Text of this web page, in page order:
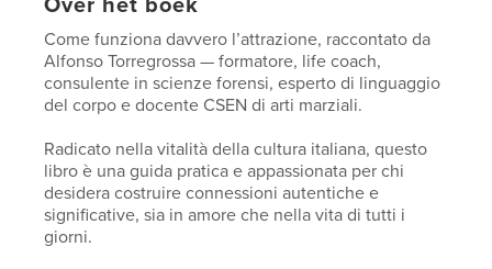
Over het boek
Come funziona davvero l’attrazione, raccontato da
Alfonso Torregrossa — formatore, life coach,
consulente in scienze forensi, esperto di linguaggio
del corpo e docente CSEN di arti marziali.
Radicato nella vitalità della cultura italiana, questo
libro è una guida pratica e appassionata per chi
desidera costruire connessioni autentiche e
significative, sia in amore che nella vita di tutti i
giorni.